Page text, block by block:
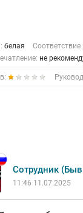
белая Соответствие
не
Сотрудник
11:46 11.07.2025